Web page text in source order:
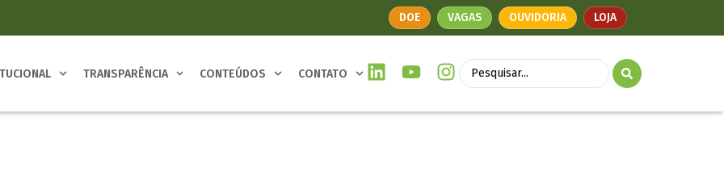
DOE VAGAS OUVIDORIA LOJA
TRANSPARÊNCIA CONTEÚDOS CONTATO